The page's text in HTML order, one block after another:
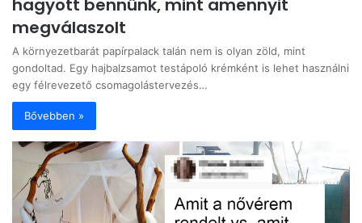
hagyott bennünk, mint amennyit
megválaszolt
A környezetbarát papírpalack talán nem is olyan zöld, mint
gondoltad. Egy hajbalzsamot testápoló krémként is lehet használni
egy félrevezető csomagolástervezés…
Bővebben »